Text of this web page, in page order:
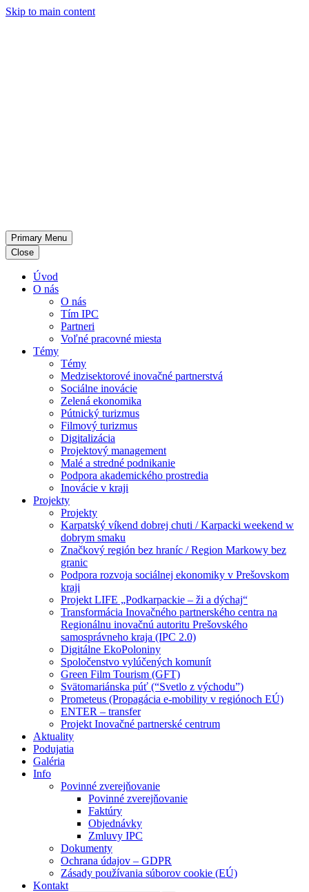
Skip to main content
Primary Menu
Close
Úvod
O nás
O nás
Tím IPC
Partneri
Voľné pracovné miesta
Témy
Témy
Medzisektorové inovačné partnerstvá
Sociálne inovácie
Zelená ekonomika
Pútnický turizmus
Filmový turizmus
Digitalizácia
Projektový management
Malé a stredné podnikanie
Podpora akademického prostredia
Inovácie v kraji
Projekty
Projekty
Karpatský víkend dobrej chuti / Karpacki weekend w
dobrym smaku
Značkový región bez hraníc / Region Markowy bez
granic
Podpora rozvoja sociálnej ekonomiky v Prešovskom
kraji
Projekt LIFE „Podkarpackie – ži a dýchaj“
Transformácia Inovačného partnerského centra na
Regionálnu inovačnú autoritu Prešovského
samosprávneho kraja (IPC 2.0)
Digitálne EkoPoloniny
Spoločenstvo vylúčených komunít
Green Film Tourism (GFT)
Svätomariánska púť (“Svetlo z východu”)
Prometeus (Propagácia e-mobility v regiónoch EÚ)
ENTER – transfer
Projekt Inovačné partnerské centrum
Aktuality
Podujatia
Galéria
Info
Povinné zverejňovanie
Povinné zverejňovanie
Faktúry
Objednávky
Zmluvy IPC
Dokumenty
Ochrana údajov – GDPR
Zásady používania súborov cookie (EÚ)
Kontakt